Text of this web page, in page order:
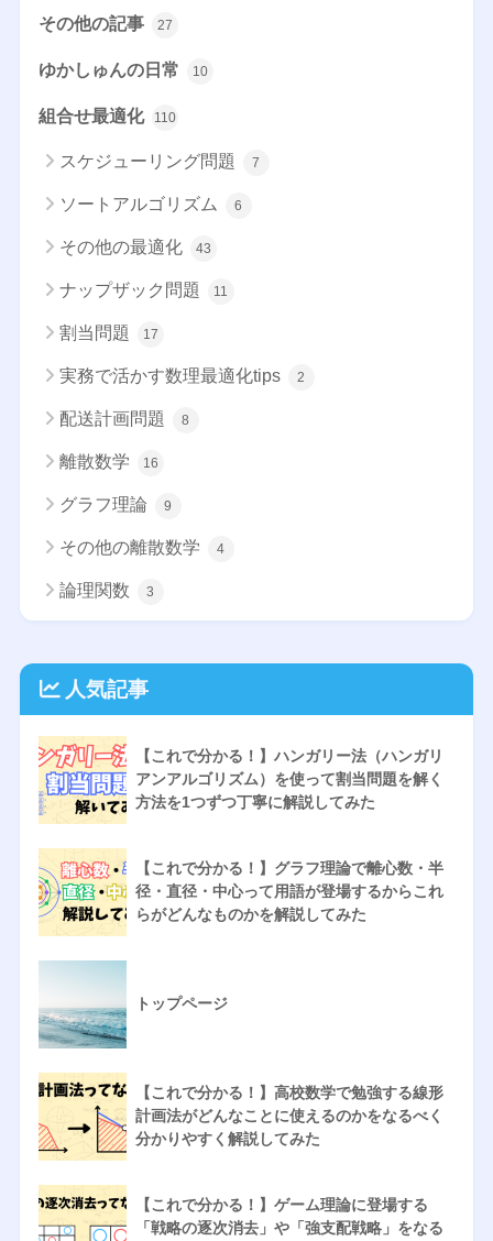
その他の記事 27
ゆかしゅんの日常 10
組合せ最適化 110
スケジューリング問題 7
ソートアルゴリズム 6
その他の最適化 43
ナップザック問題 11
割当問題 17
実務で活かす数理最適化tips 2
配送計画問題 8
離散数学 16
グラフ理論 9
その他の離散数学 4
論理関数 3
人気記事
【これで分かる！】ハンガリー法（ハンガリ
アンアルゴリズム）を使って割当問題を解く
方法を1つずつ丁寧に解説してみた
【これで分かる！】グラフ理論で離心数・半
径・直径・中心って用語が登場するからこれ
らがどんなものかを解説してみた
トップページ
【これで分かる！】高校数学で勉強する線形
計画法がどんなことに使えるのかをなるべく
分かりやすく解説してみた
【これで分かる！】ゲーム理論に登場する
「戦略の逐次消去」や「強支配戦略」をなる